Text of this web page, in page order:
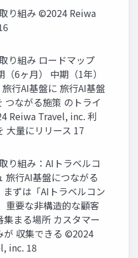
り組み ©2024 Reiwa
り組み ロードマップ
6ヶ⽉） 中期（1年）
⾏AI基盤に 旅⾏AI基盤
つながる施策 のトライ
Reiwa Travel, inc. 利
⼤量にリリース 17
り組み：AIトラベルコ
旅⾏AI基盤につながる
ずは「AIトラベルコン
重要な⾮構造的な顧客
集まる場所 カスタマー
が 収集できる ©2024
inc. 18